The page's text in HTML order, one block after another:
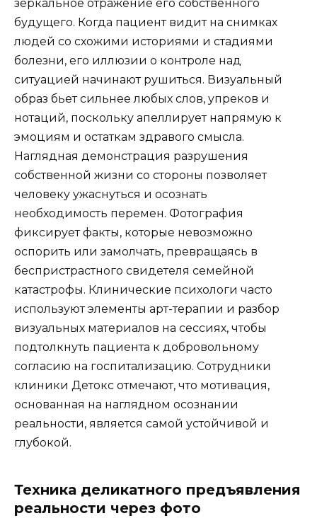
зеркальное отражение его собственного
будущего. Когда пациент видит на снимках
людей со схожими историями и стадиями
болезни, его иллюзии о контроле над
ситуацией начинают рушиться. Визуальный
образ бьет сильнее любых слов, упреков и
нотаций, поскольку апеллирует напрямую к
эмоциям и остаткам здравого смысла.
Наглядная демонстрация разрушения
собственной жизни со стороны позволяет
человеку ужаснуться и осознать
необходимость перемен. Фотография
фиксирует факты, которые невозможно
оспорить или замолчать, превращаясь в
беспристрастного свидетеля семейной
катастрофы. Клинические психологи часто
используют элементы арт-терапии и разбор
визуальных материалов на сессиях, чтобы
подтолкнуть пациента к добровольному
согласию на госпитализацию. Сотрудники
клиники Детокс отмечают, что мотивация,
основанная на наглядном осознании
реальности, является самой устойчивой и
глубокой.
Техника деликатного предъявления
реальности через фото